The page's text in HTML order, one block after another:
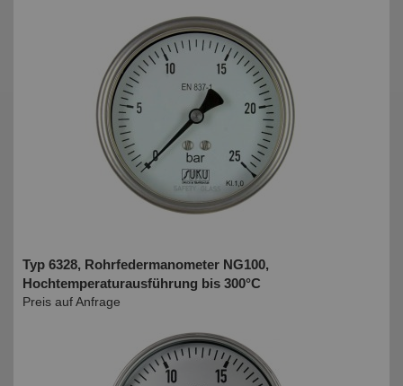
Typ 6328, Rohrfedermanometer NG100,
Hochtemperaturausführung bis 300°C
Preis auf Anfrage